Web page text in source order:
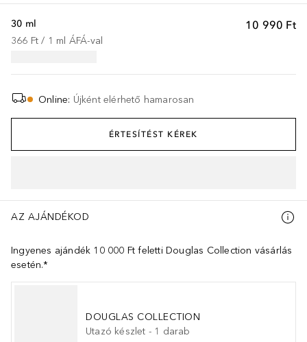
10 990 Ft
30 ml
366 Ft / 1 ml ÁFÁ-val
Online: Újként elérhető hamarosan
ÉRTESÍTÉST KÉREK
AZ AJÁNDÉKOD
Ingyenes ajándék 10 000 Ft feletti Douglas Collection vásárlás
esetén.*
DOUGLAS COLLECTION
Utazó készlet - 1 darab